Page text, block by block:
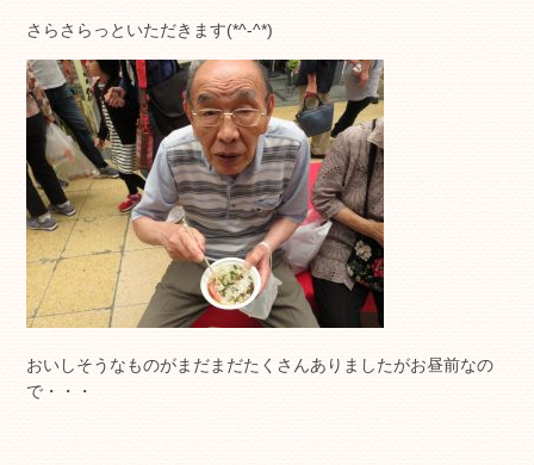
さらさらっといただきます(*^-^*)
おいしそうなものがまだまだたくさんありましたがお昼前なの
で・・・